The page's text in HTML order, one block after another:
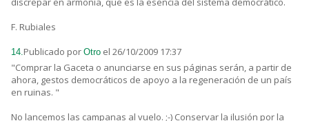
F. Rubiales
14.Publicado por Otro el 26/10/2009 17:37
"Comprar la Gaceta o anunciarse en sus páginas serán, a partir de
ahora, gestos democráticos de apoyo a la regeneración de un país
en ruinas. "
No lancemos las campanas al vuelo. ;-) Conservar la ilusión por la